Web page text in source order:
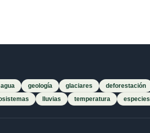
agua geología glaciares deforestación
lluvias temperatura especies